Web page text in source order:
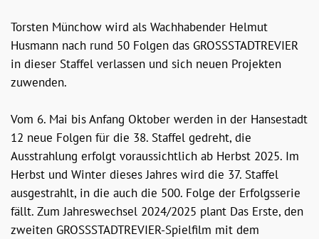
Torsten Münchow wird als Wachhabender Helmut
Husmann nach rund 50 Folgen das GROSSSTADTREVIER
in dieser Staffel verlassen und sich neuen Projekten
zuwenden.
Vom 6. Mai bis Anfang Oktober werden in der Hansestadt
12 neue Folgen für die 38. Staffel gedreht, die
Ausstrahlung erfolgt voraussichtlich ab Herbst 2025. Im
Herbst und Winter dieses Jahres wird die 37. Staffel
ausgestrahlt, in die auch die 500. Folge der Erfolgsserie
fällt. Zum Jahreswechsel 2024/2025 plant Das Erste, den
zweiten GROSSSTADTREVIER-Spielfilm mit dem